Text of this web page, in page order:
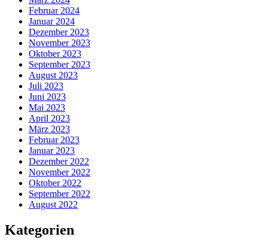
Februar 2024
Januar 2024
Dezember 2023
November 2023
Oktober 2023
September 2023
August 2023
Juli 2023
Juni 2023
Mai 2023
April 2023
März 2023
Februar 2023
Januar 2023
Dezember 2022
November 2022
Oktober 2022
September 2022
August 2022
Kategorien